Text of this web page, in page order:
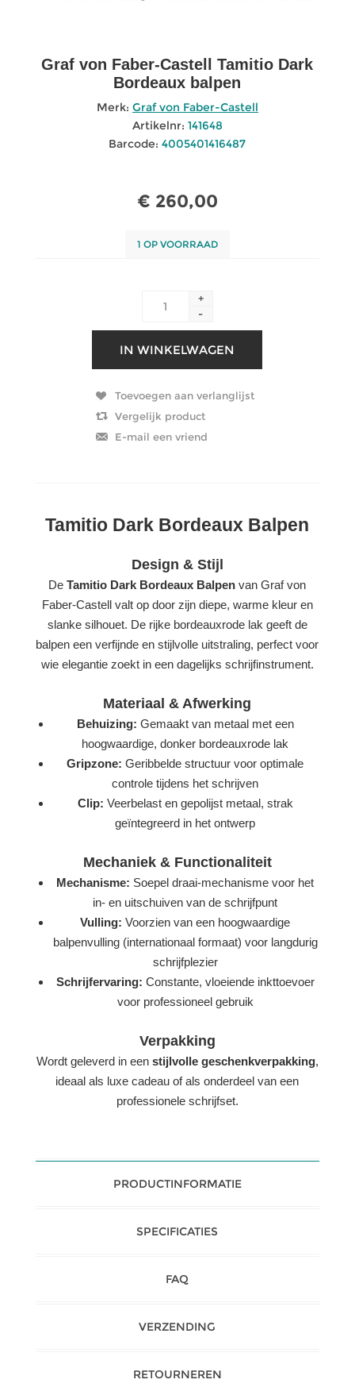
Graf von Faber-Castell Tamitio Dark
Bordeaux balpen
Merk: Graf von Faber-Castell
Artikelnr: 141648
Barcode: 4005401416487
€ 260,00
1 OP VOORRAAD
+
-
Tamitio Dark Bordeaux Balpen
Design & Stijl
DeTamitio Dark Bordeaux Balpen van Graf von
Faber-Castell valt op door zijn diepe, warme kleur en
slanke silhouet. De rijke bordeauxrode lak geeft de
balpen een verfijnde en stijlvolle uitstraling, perfect voor
wie elegantie zoekt in een dagelijks schrijfinstrument.
Materiaal & Afwerking
Behuizing: Gemaakt van metaal met een
hoogwaardige, donker bordeauxrode lak
Gripzone: Geribbelde structuur voor optimale
controle tijdens het schrijven
Clip: Veerbelast en gepolijst metaal, strak
geïntegreerd in het ontwerp
Mechaniek & Functionaliteit
Mechanisme: Soepel draai-mechanisme voor het
in- en uitschuiven van de schrijfpunt
Vulling: Voorzien van een hoogwaardige
balpenvulling (internationaal formaat) voor langdurig
schrijfplezier
Schrijfervaring: Constante, vloeiende inkttoevoer
voor professioneel gebruik
Verpakking
Wordt geleverd in een stijlvolle geschenkverpakking,
ideaal als luxe cadeau of als onderdeel van een
professionele schrijfset.
PRODUCTINFORMATIE
SPECIFICATIES
FAQ
VERZENDING
RETOURNEREN